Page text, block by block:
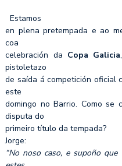
Estamos
en plena pretempada e ao
coa
celebración da Copa Galicia
pistoletazo
de saída á competición oficial
este
domingo no Barrio. Como se
disputa do
primeiro título da tempada?
Jorge:
“No noso caso, e supoño